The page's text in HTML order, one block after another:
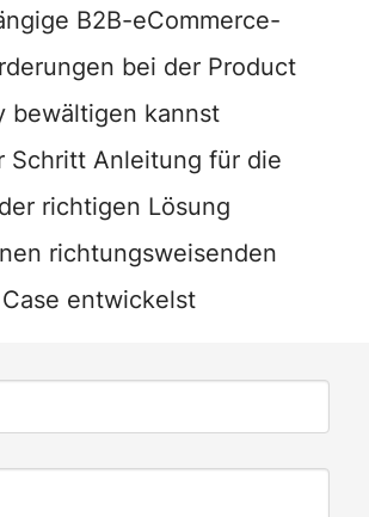
B2B-eCommerce-
bei der Product
bewältigen kannst
Schritt Anleitung für die
richtigen Lösung
richtungsweisenden
entwickelst